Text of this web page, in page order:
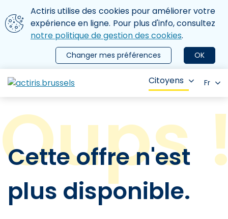
Aller au contenu principal
Nous utilisons des cookies
Actiris utilise des cookies pour améliorer votre
expérience en ligne. Pour plus d'info, consultez
notre politique de gestion des cookies.
OK
Changer mes préférences
le menu
Citoyens Fr
Cette offre n'est
plus disponible.